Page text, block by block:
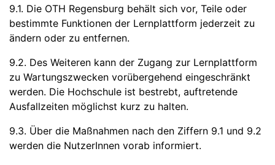
9.1. Die OTH Regensburg behält sich vor, Teile oder
bestimmte Funktionen der Lernplattform jederzeit zu
ändern oder zu entfernen.
9.2. Des Weiteren kann der Zugang zur Lernplattform
zu Wartungszwecken vorübergehend eingeschränkt
werden. Die Hochschule ist bestrebt, auftretende
Ausfallzeiten möglichst kurz zu halten.
9.3. Über die Maßnahmen nach den Ziffern 9.1 und 9.2
werden die NutzerInnen vorab informiert.